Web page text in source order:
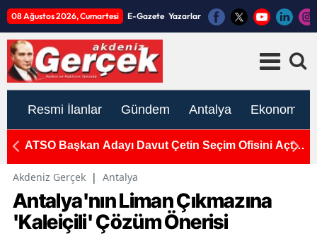
08 Ağustos 2026, Cumartesi E-Gazete Yazarlar
Resmi İlanlar Gündem Antalya Ekonomi
ATSO Başkan Adayı Davut Çetin Seçim Ofisini Açtı:
Akdeniz Gerçek | Antalya
Antalya'nın Liman Çıkmazına
'Kaleiçili' Çözüm Önerisi